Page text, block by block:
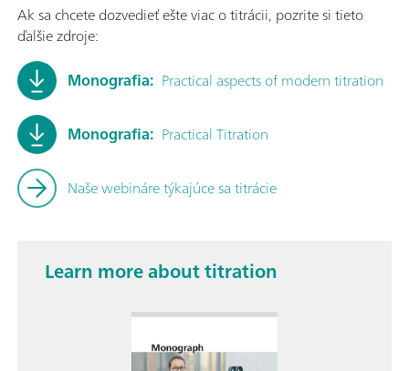
Ak sa chcete dozvedieť ešte viac o titrácii, pozrite si tieto
ďalšie zdroje:
Monografia: Practical aspects of modern titration
Monografia: Practical Titration
Naše webináre týkajúce sa titrácie
Learn more about titration